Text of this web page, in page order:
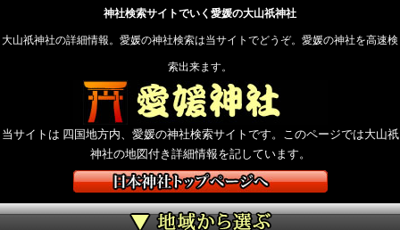
神社検索サイトでいく愛媛の大山祇神社
大山祇神社の詳細情報。愛媛の神社検索は当サイトでどうぞ。愛媛の神社を高速検
索出来ます。
当サイトは 四国地方内、愛媛の神社検索サイトです。このページでは大山祇
神社の地図付き詳細情報を記しています。